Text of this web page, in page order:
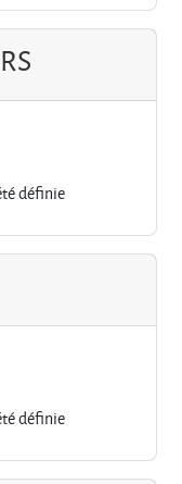
définie
définie